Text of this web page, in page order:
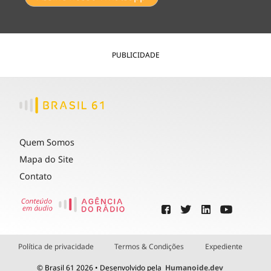
PUBLICIDADE
Quem Somos
Mapa do Site
Contato
Política de privacidade Termos & Condições Expediente
© Brasil 61 2026 • Desenvolvido pela Humanoide.dev